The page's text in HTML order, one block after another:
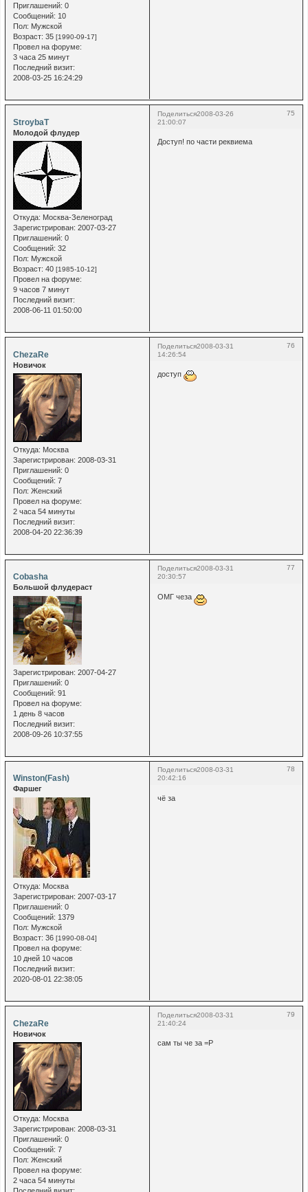
Приглашений: 0
Сообщений: 10
Пол: Мужской
Возраст: 35 [1990-09-17]
Провел на форуме:
3 часа 25 минут
Последний визит:
2008-03-25 16:24:29
Поделиться 75
2008-03-26
21:00:07
StroybaT
Молодой флудер
Откуда: Москва-Зеленоград
Зарегистрирован: 2007-03-27
Приглашений: 0
Сообщений: 32
Пол: Мужской
Возраст: 40 [1985-10-12]
Провел на форуме:
9 часов 7 минут
Последний визит:
2008-06-11 01:50:00
Доступ! по части реквиема
Поделиться 76
2008-03-31
14:26:54
ChezaRe
Новичок
Откуда: Москва
Зарегистрирован: 2008-03-31
Приглашений: 0
Сообщений: 7
Пол: Женский
Провел на форуме:
2 часа 54 минуты
Последний визит:
2008-04-20 22:36:39
доступ
Поделиться 77
2008-03-31
20:30:57
Cobasha
Большой флудераст
Зарегистрирован: 2007-04-27
Приглашений: 0
Сообщений: 91
Провел на форуме:
1 день 8 часов
Последний визит:
2008-09-26 10:37:55
ОМГ чеза
Поделиться 78
2008-03-31
20:42:16
Winston(Fash)
Фаршег
Откуда: Москва
Зарегистрирован: 2007-03-17
Приглашений: 0
Сообщений: 1379
Пол: Мужской
Возраст: 36 [1990-08-04]
Провел на форуме:
10 дней 10 часов
Последний визит:
2020-08-01 22:38:05
чё за
Поделиться 79
2008-03-31
21:40:24
ChezaRe
Новичок
Откуда: Москва
Зарегистрирован: 2008-03-31
Приглашений: 0
Сообщений: 7
Пол: Женский
Провел на форуме:
2 часа 54 минуты
сам ты че за =Р